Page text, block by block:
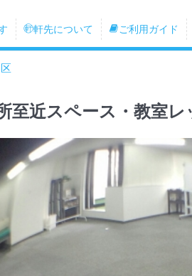
軒先について ご利用ガイド
至近スペース・教室